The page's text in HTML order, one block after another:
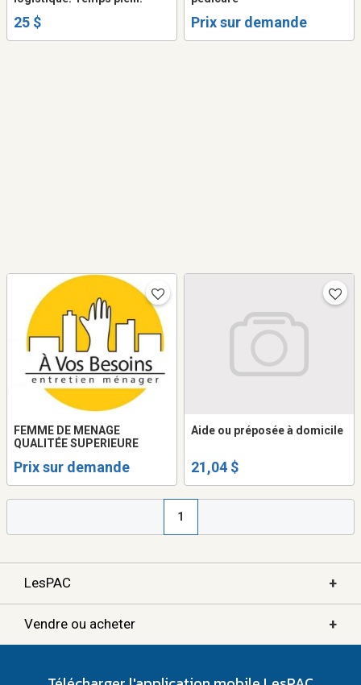
25 $ Prix sur demande
FEMME DE MENAGE
QUALITÉE SUPERIEURE
Prix sur demande
Aide ou préposée à domicile
21,04 $
1
LesPAC +
Vendre ou acheter +